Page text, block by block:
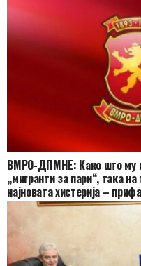
ВМРО-ДПМНЕ: Како што му
„мигранти за пари“, така
најновата хистерија –